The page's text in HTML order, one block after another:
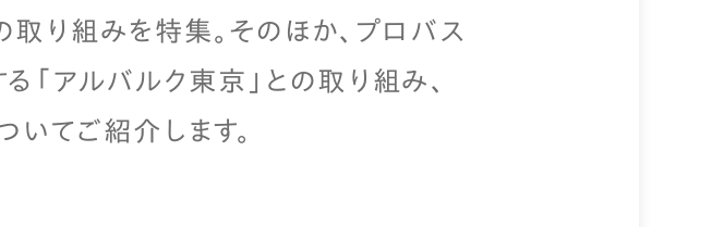
り組みを特集。そのほか、プロバス
「アルバルク東京」との取り組み、
いてご紹介します。